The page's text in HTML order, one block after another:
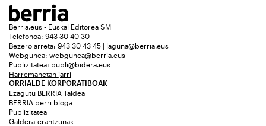
Berria.eus - Euskal Editorea SM
Telefonoa: 943 30 40 30
Bezero arreta: 943 30 43 45 | laguna@berria.eus
Webgunea: webgunea@berria.eus
Publizitatea: publi@bidera.eus
Harremanetan jarri
ORRIALDE KORPORATIBOAK
Ezagutu BERRIA Taldea
BERRIA berri bloga
Publizitatea
Galdera-erantzunak